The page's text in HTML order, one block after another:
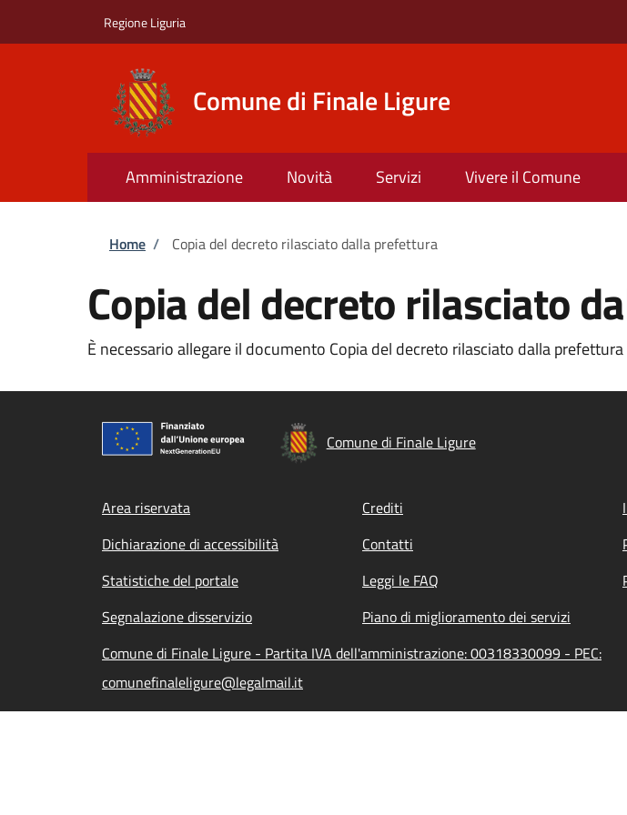
Regione Liguria
Comune di Finale Ligure
Amministrazione Novità Servizi Vivere il Comune
Briciole di pane
Home / Copia del decreto rilasciato dalla prefettura
Copia del decreto rilasciato
È necessario allegare il documento Copia del decreto rilasciato dalla
Comune di Finale Ligure
Footer menu
Area riservata Crediti
Dichiarazione di accessibilità
Contatti
Statistiche del portale
Leggi le FAQ
Segnalazione disservizio
Piano di miglioramento dei servizi
Comune di Finale Ligure - Partita IVA dell'amministrazione: 00318330099 - PEC:
comunefinaleligure@legalmail.it